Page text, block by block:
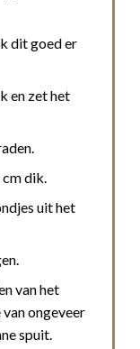
dit goed er
en zet het
dik.
uit het
van het
ongeveer
spuit.